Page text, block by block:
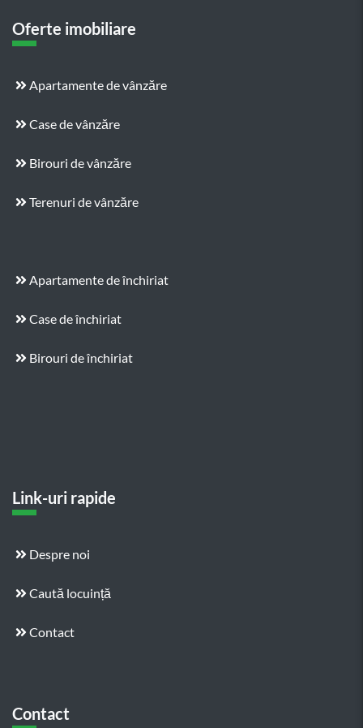
Oferte imobiliare
Apartamente de vânzăre
Case de vânzăre
Birouri de vânzăre
Terenuri de vânzăre
Apartamente de închiriat
Case de închiriat
Birouri de închiriat
Link-uri rapide
Despre noi
Caută locuință
Contact
Contact